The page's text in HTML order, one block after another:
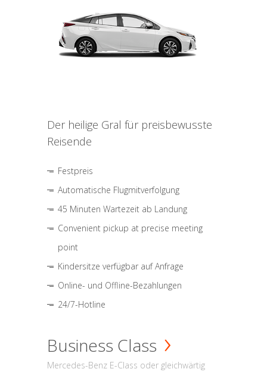
Der heilige Gral für preisbewusste
Reisende
Festpreis
Automatische Flugmitverfolgung
45 Minuten Wartezeit ab Landung
Convenient pickup at precise meeting
point
Kindersitze verfügbar auf Anfrage
Online- und Offline-Bezahlungen
24/7-Hotline
Business Class
Mercedes-Benz E-Class oder gleichwärtig